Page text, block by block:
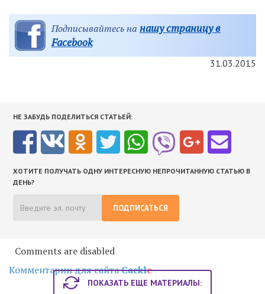
Подписывайтесь на нашу страницу в
Facebook
31.03.2015
НЕ ЗАБУДЬ ПОДЕЛИТЬСЯ СТАТЬЕЙ:
ХОТИТЕ ПОЛУЧАТЬ ОДНУ ИНТЕРЕСНУЮ НЕПРОЧИТАННУЮ СТАТЬЮ В
ДЕНЬ?
ПОДПИСАТЬСЯ
Comments are disabled
Комментарии для сайтаCackle
ПОКАЗАТЬ ЕЩЕ МАТЕРИАЛЫ: